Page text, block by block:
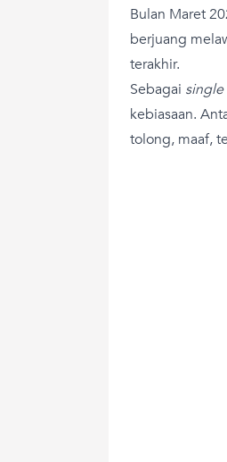
Bulan Maret
berjuang
terakhir.
Sebagai
kebiasaan.
tolong, maaf,